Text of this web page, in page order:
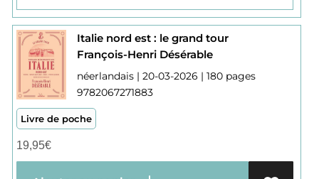
Italie nord est : le grand tour
François-Henri Désérable
néerlandais | 20-03-2026 | 180 pages
9782067271883
Livre de poche
19,95€